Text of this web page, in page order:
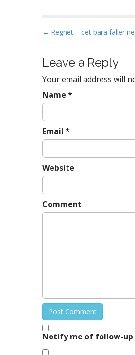
P
s
t
n
a
v
i
g
t
i
n
← Regnet – det bara faller
Leave a Reply
Your email address will
Name *
Email *
Website
Comment
Notify me of follow-up